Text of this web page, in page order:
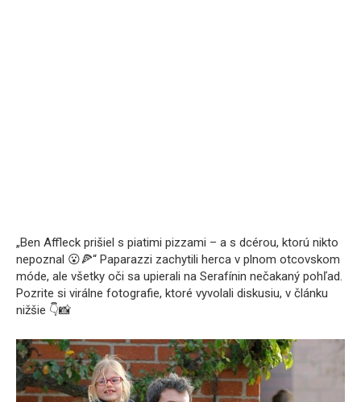
„Ben Affleck prišiel s piatimi pizzami – a s dcérou, ktorú nikto
nepoznal 😮🍕“ Paparazzi zachytili herca v plnom otcovskom
móde, ale všetky oči sa upierali na Serafínin nečakaný pohľad.
Pozrite si virálne fotografie, ktoré vyvolali diskusiu, v článku
nižšie 👇📸